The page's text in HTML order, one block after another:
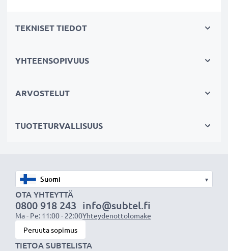
✔Nauti vapaudesta ja riippumattomuudesta
✔ Pitkä käyttöikä täydellä teholla
- moderni Litium-
✔Sertifioitu turvallisuus
Tuotemerkki
Kapasiteetti: 2200mAh
Jännite: 3.6V - 3.7V
Teknologia: Litiumionit
Väri: Musta
TEKNISET TIEDOT
YHTEENSOPIVUUS
ARVOSTELUT
TUOTETURVALLISUUS
▾
OTA YHTEYTTÄ
0800 918 243
Ma - Pe: 11:00 - 22:00
info@subtel.fi
Yhteydenottolomake
Peruuta sopimus
TIETOA SUBTELISTA